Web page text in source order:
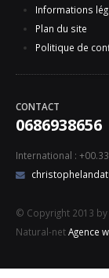
Informations
Plan du site
Politique de
CONTACT
0686938656
International :
© Copyright 2013
Natural-netAgence